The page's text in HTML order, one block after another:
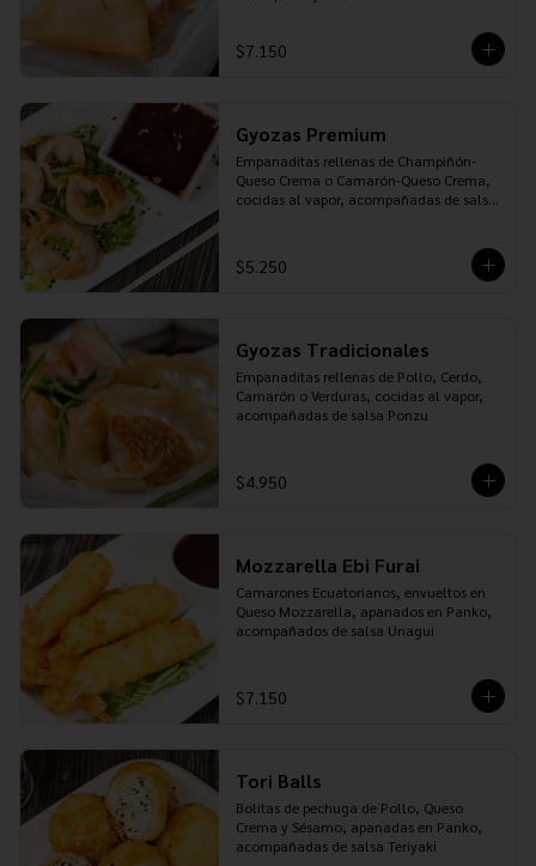
$7.150
Gyozas Premium
Empanaditas rellenas de Champiñón-
Queso Crema o Camarón-Queso Crema,
cocidas al vapor, acompañadas de salsa
$5.250
Gyozas Tradicionales
Empanaditas rellenas de Pollo, Cerdo,
Camarón o Verduras, cocidas al vapor,
acompañadas de salsa Ponzu
$4.950
Mozzarella Ebi Furai
Camarones Ecuatorianos, envueltos en
Queso Mozzarella, apanados en Panko,
acompañados de salsa Unagui
$7.150
Tori Balls
Bolitas de pechuga de Pollo, Queso
Crema y Sésamo, apanadas en Panko,
acompañadas de salsa Teriyaki